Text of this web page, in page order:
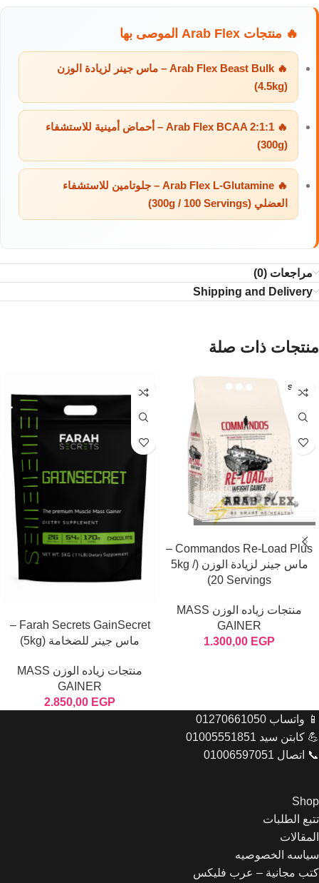
🔥 منتجات Arab Flex الموصى بها
🔥 Arab Flex Beast Bulk – ماس جينر لزيادة الوزن
(4.5kg)
🔥 Arab Flex BCAA 2:1:1 – أحماض أمينية للاستشفاء
(300g)
🔥 Arab Flex L-Glutamine – جلوتامين للاستشفاء
العضلي (300g / 100 Servings)
مراجعات (0)
Shipping and Delivery
منتجات ذات صلة
SOLD
OUT
Commandos Re-Load Plus –
ماس جينر لزيادة الوزن (5kg /
20 Servings)
منتجات زياده الوزن MASS
GAINER
1.300,00 EGP
Farah Secrets GainSecret –
ماس جينر للضخامة (5kg)
منتجات زياده الوزن MASS
GAINER
2.850,00 EGP
📱 واتساب 01270661050
💪 كابتن سيد 01005551851
📞 اتصال 01006597051
Shop
تتبع الطلبات
المقالات
سياسه الخصوصيه
كتب مجانية – عرب فليكس